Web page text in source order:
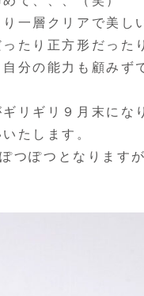
一層クリアで美し
たり正方形だった
分の能力も顧みず
リギリ９月末にな
たします。
つぽつとなります